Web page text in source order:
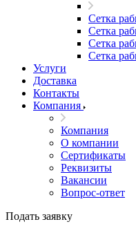
Сетка
Сетка
Сетка
Сетка
Услуги
Доставка
Контакты
Компания
Компания
О компании
Сертификаты
Реквизиты
Вакансии
Вопрос-ответ
Подать заявку